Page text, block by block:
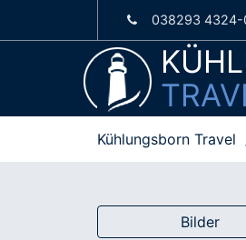
038293 4324-
Kühlungsborn Travel
Bilder